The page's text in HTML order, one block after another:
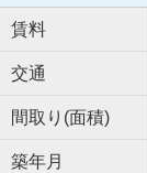
賃料
交通
間取り(面積)
築年月